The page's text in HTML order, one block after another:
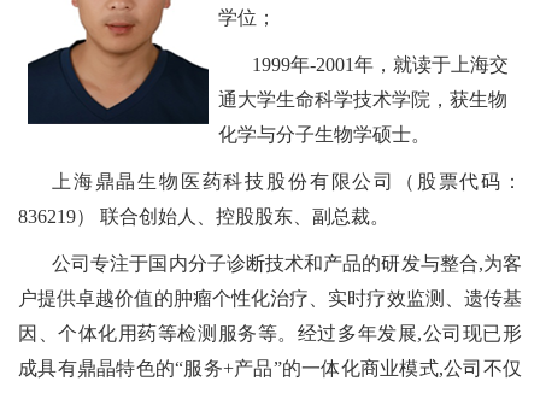
学位；
1999年-2001年，就读于上海交
通大学生命科学技术学院，获生物
化学与分子生物学硕士。
上海鼎晶生物医药科技股份有限公司（股票代码：
836219） 联合创始人、控股股东、副总裁。
公司专注于国内分子诊断技术和产品的研发与整合,为客
户提供卓越价值的肿瘤个性化治疗、实时疗效监测、遗传基
因、个体化用药等检测服务等。经过多年发展,公司现已形
成具有鼎晶特色的“服务+产品”的一体化商业模式,公司不仅